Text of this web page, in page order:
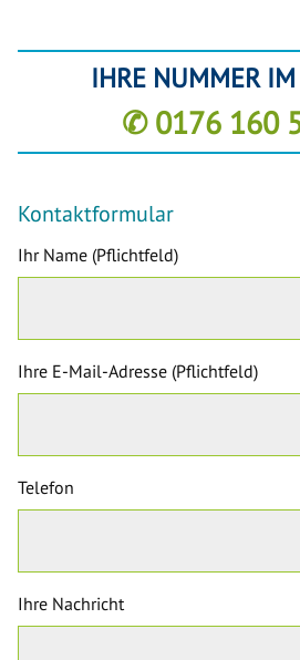
IHRE NUMMER
✆ 0176 160
Kontaktformular
Ihr Name (Pflichtfeld)
Ihre E-Mail-Adresse (Pflichtfeld)
Telefon
Ihre Nachricht